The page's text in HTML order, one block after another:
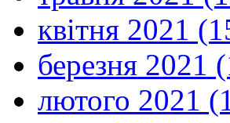
квітня 2021
березня 2021
лютого 2021